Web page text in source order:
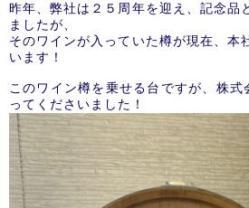
昨年、弊社は２５周年を迎え、記念品
ましたが、
そのワインが入っていた樽が現在、本
います！
このワイン樽を乗せる台ですが、株
ってくださいました！